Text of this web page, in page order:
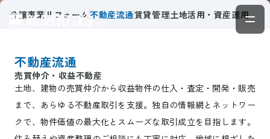
分譲事業 リフォーム不動産流通賃貸管理土地活用・資産運用
不動産流通
売買仲介・収益不動産
土地、建物の売買仲介から収益物件の仕入・査定・開発・販売
まで、あらゆる不動産取引を支援。独自の情報網とネットワー
クで、物件価値の最大化とスムーズな取引成立を目指します。